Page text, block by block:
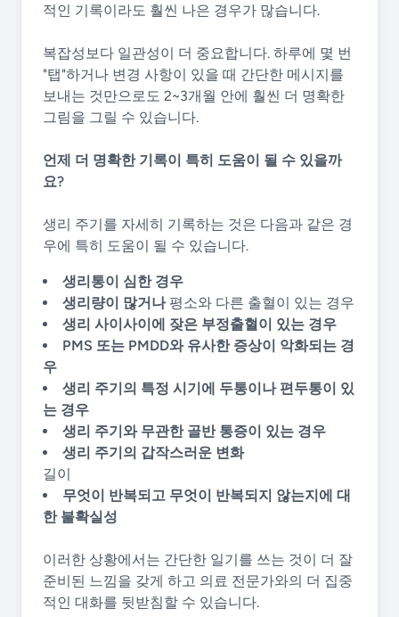
적인 기록이라도 훨씬 나은 경우가 많습니다.
복잡성보다 일관성이 더 중요합니다. 하루에 몇 번
"탭"하거나 변경 사항이 있을 때 간단한 메시지를
보내는 것만으로도 2~3개월 안에 훨씬 더 명확한
그림을 그릴 수 있습니다.
언제 더 명확한 기록이 특히 도움이 될 수 있을까
요?
생리 주기를 자세히 기록하는 것은 다음과 같은 경
우에 특히 도움이 될 수 있습니다.
생리통이 심한 경우
생리량이 많거나평소와 다른 출혈이 있는 경우
생리 사이사이에 잦은 부정출혈이 있는 경우
PMS 또는 PMDD와 유사한 증상이 악화되는 경
우
생리 주기의 특정 시기에 두통이나 편두통이 있
는 경우
생리 주기와 무관한 골반 통증이 있는 경우
생리 주기의 갑작스러운 변화
길이
무엇이 반복되고 무엇이 반복되지 않는지에 대
한 불확실성
이러한 상황에서는 간단한 일기를 쓰는 것이 더 잘
준비된 느낌을 갖게 하고 의료 전문가와의 더 집중
적인 대화를 뒷받침할 수 있습니다.